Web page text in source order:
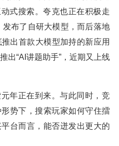
式搜索。夸克也正在积极走
布了自研大模型，而后落地
出首款大模型加持的新应用
出“AI讲题助手”，近期又上线
年正在到来。与此同时，竞
势下，搜索玩家如何守住擂
台而言，能否迸发出更大的